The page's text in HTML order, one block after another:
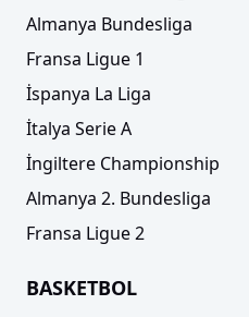
Almanya Bundesliga
Fransa Ligue 1
İspanya La Liga
İtalya Serie A
İngiltere Championship
Almanya 2. Bundesliga
Fransa Ligue 2
BASKETBOL